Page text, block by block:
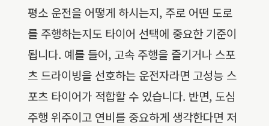
평소 운전을 어떻게 하시는지, 주로 어떤 도로
를 주행하는지도 타이어 선택에 중요한 기준이
됩니다. 예를 들어, 고속 주행을 즐기거나 스포
츠 드라이빙을 선호하는 운전자라면 고성능 스
포츠 타이어가 적합할 수 있습니다. 반면, 도심
주행 위주이고 연비를 중요하게 생각한다면 저